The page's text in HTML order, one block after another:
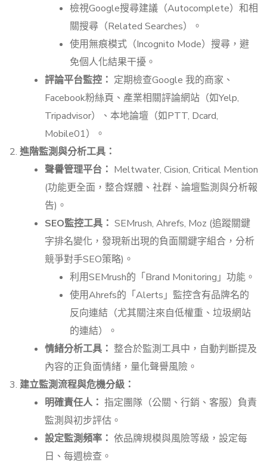
檢視Google搜尋建議（Autocomplete）和相
關搜尋（Related Searches）。
使用無痕模式（Incognito Mode）搜尋，避
免個人化結果干擾。
評論平台監控： 定期檢查Google 我的商家、
Facebook粉絲頁、產業相關評論網站（如Yelp,
Tripadvisor）、本地論壇（如PTT, Dcard,
Mobile01）。
進階監測與分析工具：
聲譽管理平台： Meltwater, Cision, Critical Mention
(功能更全面，整合媒體、社群、論壇監測與分析報
告)。
SEO監控工具： SEMrush, Ahrefs, Moz (追蹤關鍵
字排名變化，發現新出現的負面關鍵字組合，分析
競爭對手SEO策略)。
利用SEMrush的「Brand Monitoring」功能。
使用Ahrefs的「Alerts」監控含有品牌名的
反向連結（尤其關注來自低權重、垃圾網站
的連結）。
情緒分析工具： 整合於監測工具中，自動判斷提及
內容的正負面情緒，量化聲譽風險。
建立監測流程與危機分級：
明確責任人： 指定團隊（公關、行銷、客服）負責
監測與初步評估。
設定監測頻率： 依品牌規模與風險等級，設定每
日、每週檢查。